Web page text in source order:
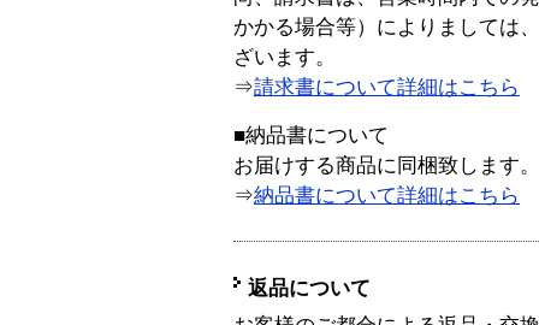
かかる場合等）によりましては
ざいます。
⇒請求書について詳細はこちら
■納品書について
お届けする商品に同梱致します。
⇒納品書について詳細はこちら
返品について